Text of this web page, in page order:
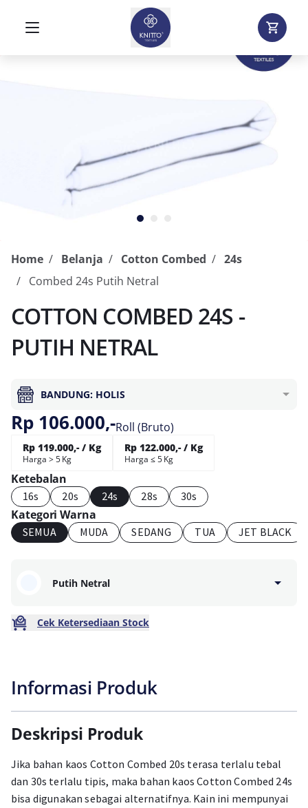
Home Belanja Cotton Combed
24s
Combed 24s Putih Netral
COTTON COMBED 24S -
PUTIH NETRAL
BANDUNG: HOLIS
Rp 106.000,-Roll (Bruto)
Rp 119.000,- / Kg
Harga > 5 Kg
Rp 122.000,- / Kg
Harga ≤ 5 Kg
Ketebalan
16s 20s 24s 28s 30s
Kategori Warna
SEMUA MUDA SEDANG TUA JET BLACK
Putih Netral
Cek Ketersediaan Stock
Informasi Produk
Deskripsi Produk
Jika bahan kaos Cotton Combed 20s terasa terlalu tebal
dan 30s terlalu tipis, maka bahan kaos Cotton Combed 24s
bisa digunakan sebagai alternatifnya. Kain ini mempunyai